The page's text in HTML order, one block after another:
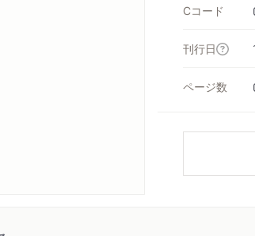
Cコード
刊行日
ページ数